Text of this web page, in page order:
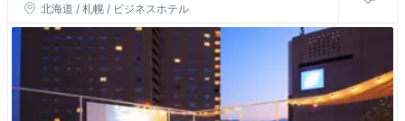
北海道 / 札幌 / ビジネスホテル